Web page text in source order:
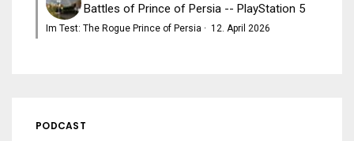
Battles of Prince of Persia -- PlayStation 5
Im Test: The Rogue Prince of Persia · 12. April 2026
PODCAST